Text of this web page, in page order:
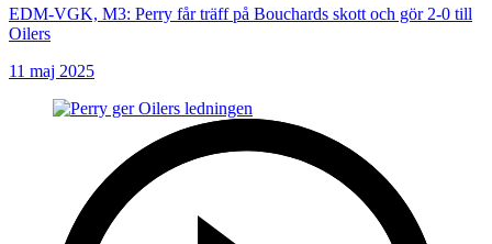
EDM-VGK, M3: Perry får träff på Bouchards skott och gör 2-0 till
Oilers
11 maj 2025